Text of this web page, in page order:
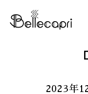
2023年